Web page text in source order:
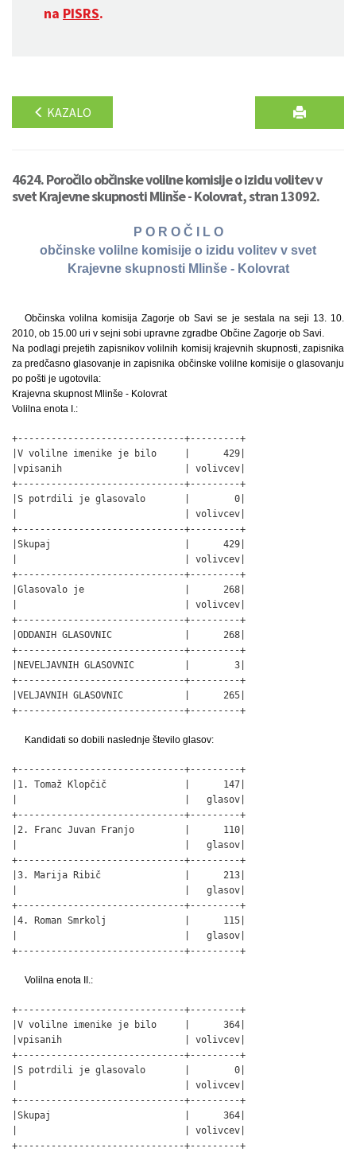
na PISRS.
KAZALO
4624. Poročilo občinske volilne komisije o izidu volitev v
svet Krajevne skupnosti Mlinše - Kolovrat, stran 13092.
P O R O Č I L O
občinske volilne komisije o izidu volitev v svet
Krajevne skupnosti Mlinše - Kolovrat
Občinska volilna komisija Zagorje ob Savi se je sestala na seji 13. 10.
2010, ob 15.00 uri v sejni sobi upravne zgradbe Občine Zagorje ob Savi.
Na podlagi prejetih zapisnikov volilnih komisij krajevnih skupnosti, zapisnika
za predčasno glasovanje in zapisnika občinske volilne komisije o glasovanju
po pošti je ugotovila:
Krajevna skupnost Mlinše - Kolovrat
Volilna enota I.:
+------------------------------+---------+
|V volilne imenike je bilo     |      429|
|vpisanih                      | volivcev|
+------------------------------+---------+
|S potrdili je glasovalo       |        0|
|                              | volivcev|
+------------------------------+---------+
|Skupaj                        |      429|
|                              | volivcev|
+------------------------------+---------+
|Glasovalo je                  |      268|
|                              | volivcev|
+------------------------------+---------+
|ODDANIH GLASOVNIC             |      268|
+------------------------------+---------+
|NEVELJAVNIH GLASOVNIC         |        3|
+------------------------------+---------+
|VELJAVNIH GLASOVNIC           |      265|
+------------------------------+---------+
Kandidati so dobili naslednje število glasov:
+------------------------------+---------+
|1. Tomaž Klopčič              |      147|
|                              |   glasov|
+------------------------------+---------+
|2. Franc Juvan Franjo         |      110|
|                              |   glasov|
+------------------------------+---------+
|3. Marija Ribič               |      213|
|                              |   glasov|
+------------------------------+---------+
|4. Roman Smrkolj              |      115|
|                              |   glasov|
+------------------------------+---------+
Volilna enota II.:
+------------------------------+---------+
|V volilne imenike je bilo     |      364|
|vpisanih                      | volivcev|
+------------------------------+---------+
|S potrdili je glasovalo       |        0|
|                              | volivcev|
+------------------------------+---------+
|Skupaj                        |      364|
|                              | volivcev|
+------------------------------+---------+